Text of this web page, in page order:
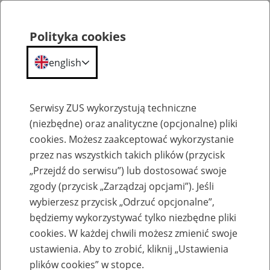
Szkolenia
Zaproś ZUS do siebie: Aktywni 50+
Polityka cookies
english
Serwisy ZUS wykorzystują techniczne
(niezbędne) oraz analityczne (opcjonalne) pliki
cookies. Możesz zaakceptować wykorzystanie
przez nas wszystkich takich plików (przycisk
„Przejdź do serwisu”) lub dostosować swoje
zgody (przycisk „Zarządzaj opcjami”). Jeśli
wybierzesz przycisk „Odrzuć opcjonalne”,
będziemy wykorzystywać tylko niezbędne pliki
cookies. W każdej chwili możesz zmienić swoje
ustawienia. Aby to zrobić, kliknij „Ustawienia
plików cookies” w stopce.